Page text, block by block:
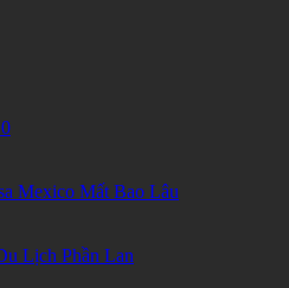
Không
luận
visa
Mexico Mất Bao Lâu
Lịch Phần Lan